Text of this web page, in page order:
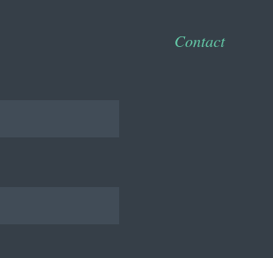
Contact